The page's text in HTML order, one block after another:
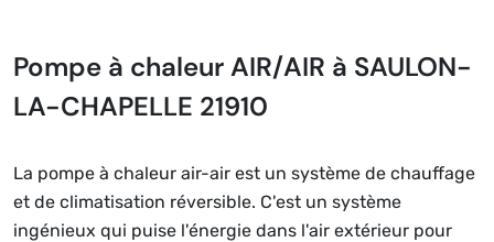
Pompe à chaleur AIR/AIR à SAULON-
LA-CHAPELLE 21910
La pompe à chaleur air-air est un système de chauffage
et de climatisation réversible. C'est un système
ingénieux qui puise l'énergie dans l'air extérieur pour